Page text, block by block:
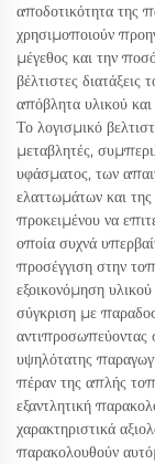
αποδοτικότητα της
χρησιμοποιούν
μέγεθος και την
βέλτιστες
απόβλητα υλικού
Το λογισμικό
μεταβλητές,
υφάσματος, των
ελαττωμάτων και
προκειμένου να
οποία συχνά
προσέγγιση στην
εξοικονόμηση
σύγκριση με
αντιπροσωπεύοντας
υψηλότατης
πέραν της απλής
εξαντλητική
χαρακτηριστικά
παρακολουθούν